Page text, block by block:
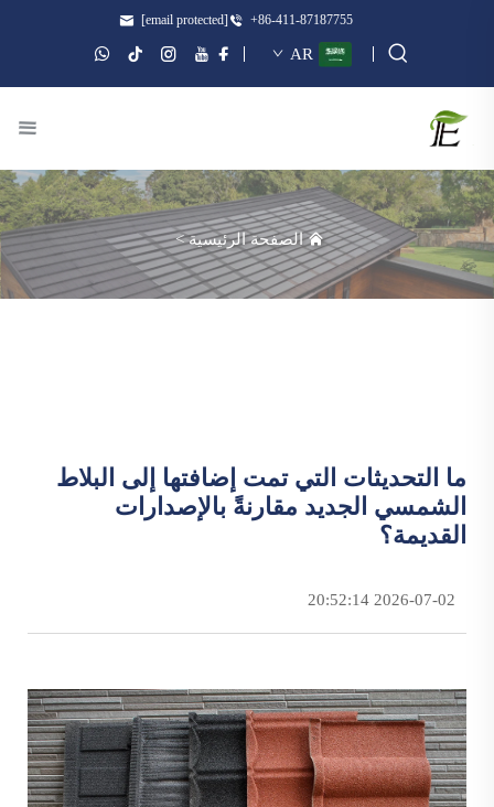
+86-411-87187755
[email protected]
AR
الصفحة الرئيسية>
ما التحديثات التي تمت إضافتها إلى البلاط
الشمسي الجديد مقارنةً بالإصدارات
القديمة؟
2026-07-02 20:52:14